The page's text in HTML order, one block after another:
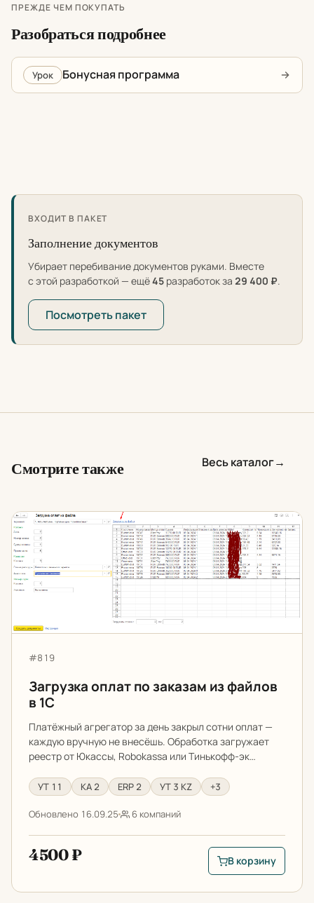
ПРЕЖДЕ ЧЕМ ПОКУПАТЬ
Разобраться подробнее
Урок Бонусная программа
ВХОДИТ В ПАКЕТ
Заполнение документов
Убирает перебивание документов руками. Вместе
с этой разработкой — ещё45 разработок за 29 400 ₽.
Посмотреть пакет
Смотрите также Весь каталог→
Загрузка оплат по заказам из файлов в 1С
Артикул:
#819
Загрузка оплат по заказам из файлов
в 1С
Платёжный агрегатор за день закрыл сотни оплат —
каждую вручную не внесёшь. Обработка загружает
реестр от Юкассы, Robokassa или Тинькофф-эк…
УТ 11 КА 2 ERP 2 УТ 3 KZ +3
Обновлено 16.09.25 6 компаний
4500 ₽
В корзину:
В корзину